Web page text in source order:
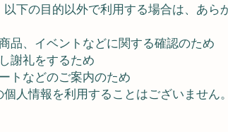
下の目的以外で利用する場合は、あら
品、イベントなどに関する確認のため
謝礼をするため
トなどのご案内のため
人情報を利用することはございません。